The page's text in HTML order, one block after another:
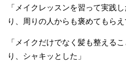
「メイクレッスンを習って実践
り、周りの人からも褒めてもらえ
「メイクだけでなく髪も整える
り、シャキッとした」